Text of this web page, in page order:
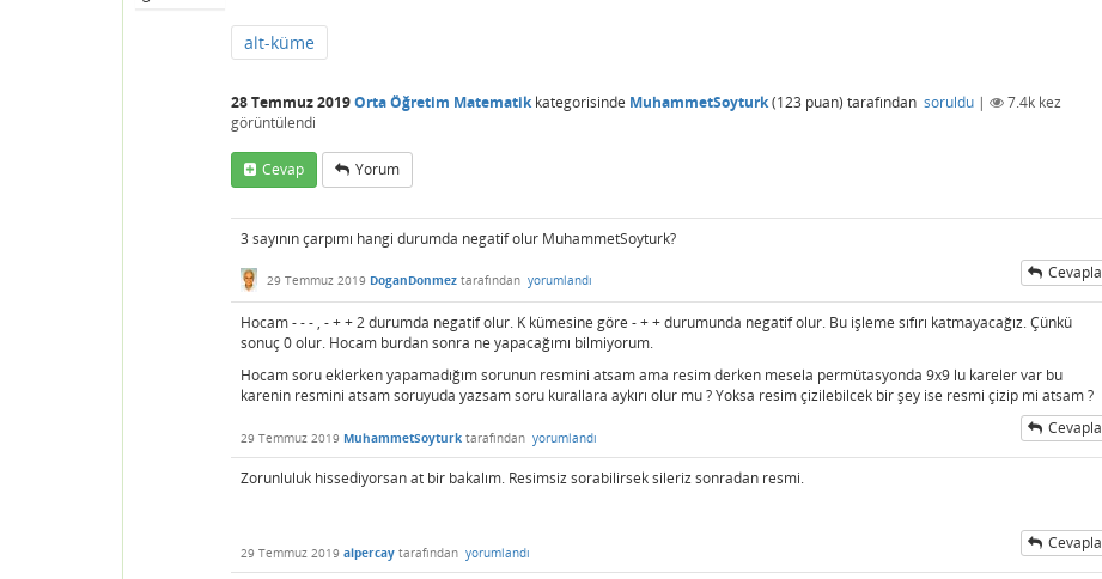
alt-küme
28 Temmuz 2019Orta Öğretim Matematikkategorisinde MuhammetSoyturk(123 puan) tarafından soruldu | 7.4k kez
görüntülendi
Cevap Yorum
3 sayının çarpımı hangi durumda negatif olur MuhammetSoyturk?
29 Temmuz 2019 DoganDonmez tarafından yorumlandı Cevapla
Hocam - - - , - + + 2 durumda negatif olur. K kümesine göre - + + durumunda negatif olur. Bu işleme sıfırı katmayacağız. Çünkü
sonuç 0 olur. Hocam burdan sonra ne yapacağımı bilmiyorum.
Hocam soru eklerken yapamadığım sorunun resmini atsam ama resim derken mesela permütasyonda 9x9 lu kareler var bu
karenin resmini atsam soruyuda yazsam soru kurallara aykırı olur mu ? Yoksa resim çizilebilcek bir şey ise resmi çizip mi atsam ?
29 Temmuz 2019 MuhammetSoyturk tarafından yorumlandı Cevapla
Zorunluluk hissediyorsan at bir bakalım. Resimsiz sorabilirsek sileriz sonradan resmi.
29 Temmuz 2019 alpercay tarafından yorumlandı Cevapla